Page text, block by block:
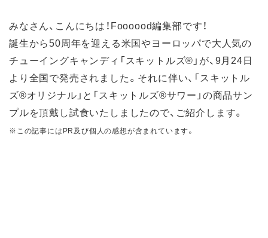
みなさん、こんにちは！Foooood編集部です！
誕生から50周年を迎える米国やヨーロッパで大人気の
チューイングキャンディ「スキットルズ®」が、9月24日
より全国で発売されました。それに伴い、「スキットル
ズ®オリジナル」と「スキットルズ®サワー」の商品サン
プルを頂戴し試食いたしましたので、ご紹介します。
※この記事にはPR及び個人の感想が含まれています。